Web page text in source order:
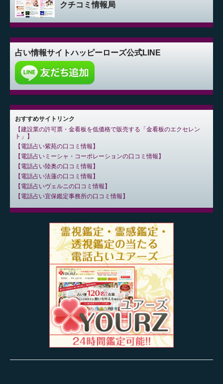
クチコミ情報局
占い情報サイトハッピーローズ公式LINE
おすすめサイトリンク
建設業の許可票・金看板を低価格で販売する「金看板のエクセレン
ト」
電話占い紫苑の口コミ情報
電話占いミーシャ・コーポレーションの口コミ情報
電話占い陸奥の口コミ情報
電話占い法蓮の口コミ情報
電話占いヴェルニの口コミ情報
電話占い宜保鑑定事務所の口コミ情報